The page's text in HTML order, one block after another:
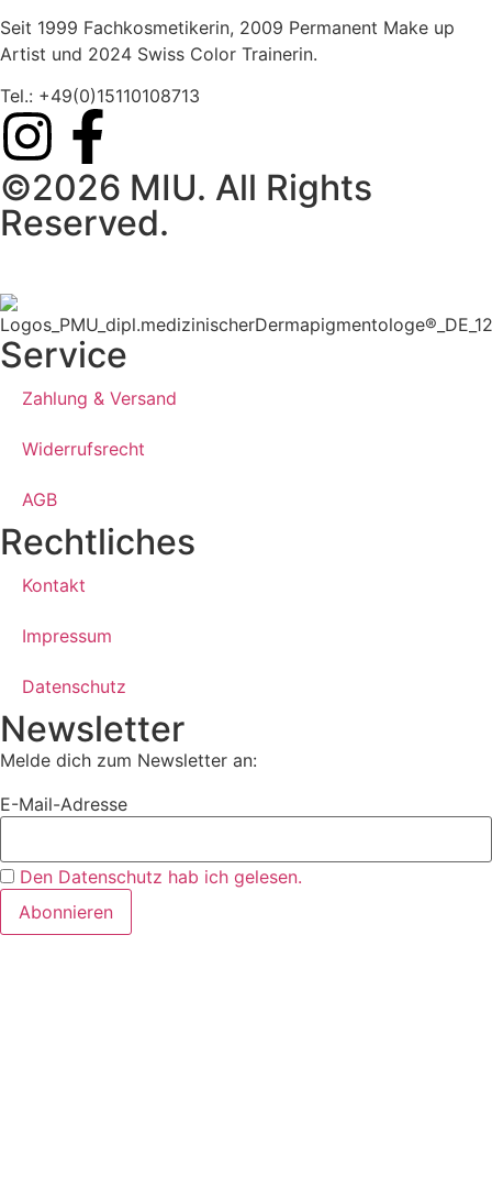
Seit 1999 Fachkosmetikerin, 2009 Permanent Make up
Artist und 2024 Swiss Color Trainerin.
Tel.: +49(0)15110108713
©2026 MIU. All Rights
Reserved.
Service
Zahlung & Versand
Widerrufsrecht
AGB
Rechtliches
Kontakt
Impressum
Datenschutz
Newsletter
Melde dich zum Newsletter an:
E-Mail-Adresse
Den Datenschutz hab ich gelesen.